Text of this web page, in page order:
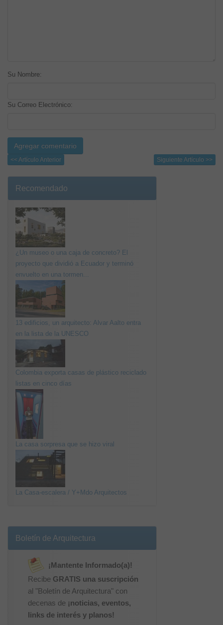
Su Nombre:
Su Correo Electrónico:
<< Artículo Anterior Siguiente Artículo >>
Recomendado
¿Un museo o una caja de concreto? El
proyecto que dividió a Ecuador y terminó
envuelto en una tormen...
13 edificios, un arquitecto: Alvar Aalto entra
en la lista de la UNESCO
Colombia exporta casas de plástico reciclado
listas en cinco días
La casa sorpresa que se hizo viral
La Casa-escalera / Y+Mdo Arquitectos
Boletín de Arquitectura
¡Mantente Informado(a)!
Recibe GRATIS una suscripción
al "Boletín de Arquitectura" con
decenas de ¡noticias, eventos,
links de interés y planos!